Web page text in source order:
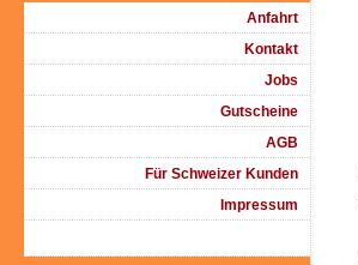
Anfahrt
Kontakt
Jobs
Gutscheine
AGB
Für Schweizer Kunden
Impressum